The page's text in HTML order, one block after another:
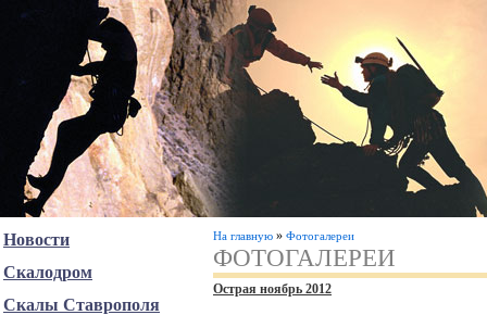
На главную » Фотогалереи
ФОТОГАЛЕРЕИ
Острая ноябрь 2012
Новости
Скалодром
Скалы Ставрополя